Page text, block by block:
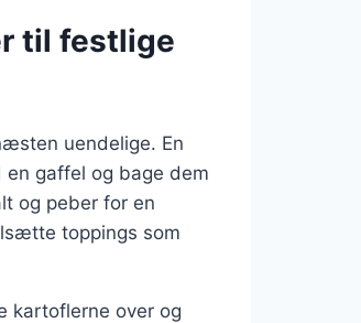
til festlige
uendelige. En
gaffel og bage dem
og peber for en
toppings som
kartoflerne over og